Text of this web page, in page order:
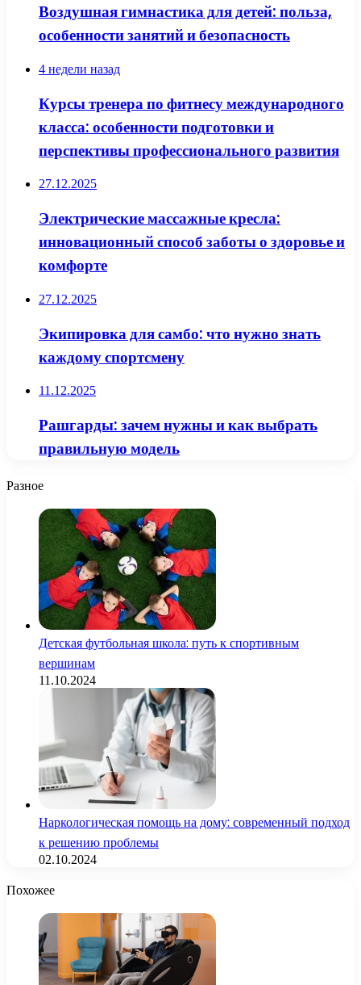
Воздушная гимнастика для детей: польза,
особенности занятий и безопасность
4 недели назад
Курсы тренера по фитнесу международного
класса: особенности подготовки и
перспективы профессионального развития
27.12.2025
Электрические массажные кресла:
инновационный способ заботы о здоровье и
комфорте
27.12.2025
Экипировка для самбо: что нужно знать
каждому спортсмену
11.12.2025
Рашгарды: зачем нужны и как выбрать
правильную модель
Разное
Детская футбольная школа: путь к спортивным
вершинам
11.10.2024
Наркологическая помощь на дому: современный подход
к решению проблемы
02.10.2024
Похожее